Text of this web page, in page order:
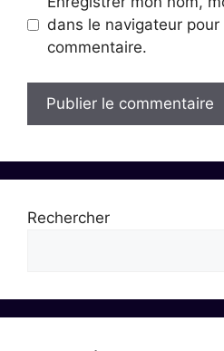
dans le navigateur pour
commentaire.
Rechercher